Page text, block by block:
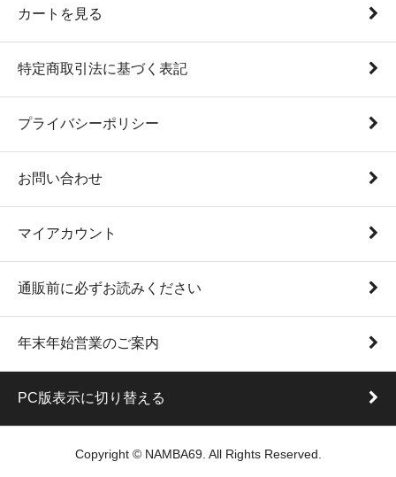
カートを見る
特定商取引法に基づく表記
プライバシーポリシー
お問い合わせ
マイアカウント
通販前に必ずお読みください
年末年始営業のご案内
PC版表示に切り替える
Copyright © NAMBA69. All Rights Reserved.